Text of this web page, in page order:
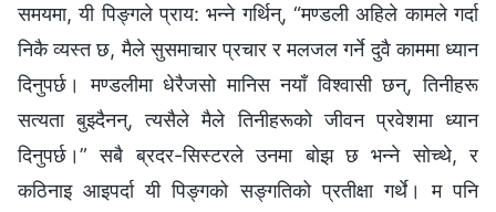
समयमा, यी पिङ्गले प्राय: भन्‍ने गर्थिन्, “मण्डली अहिले कामले गर्दा
निकै व्यस्त छ, मैले सुसमाचार प्रचार र मलजल गर्ने दुवै काममा ध्यान
दिनुपर्छ। मण्डलीमा धेरैजसो मानिस नयाँ विश्‍वासी छन्, तिनीहरू
सत्यता बुझ्दैनन्, त्यसैले मैले तिनीहरूको जीवन प्रवेशमा ध्यान
दिनुपर्छ।” सबै ब्रदर-सिस्टरले उनमा बोझ छ भन्‍ने सोच्थे, र
कठिनाइ आइपर्दा यी पिङ्गको सङ्गतिको प्रतीक्षा गर्थे। म पनि